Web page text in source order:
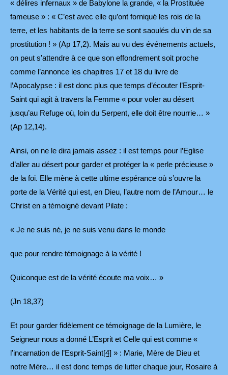
« délires infernaux » de Babylone la grande, « la Prostituée
fameuse » : « C’est avec elle qu’ont forniqué les rois de la
terre, et les habitants de la terre se sont saoulés du vin de sa
prostitution ! » (Ap 17,2). Mais au vu des événements actuels,
on peut s’attendre à ce que son effondrement soit proche
comme l’annonce les chapitres 17 et 18 du livre de
l’Apocalypse : il est donc plus que temps d’écouter l’Esprit-
Saint qui agit à travers la Femme « pour voler au désert
jusqu’au Refuge où, loin du Serpent, elle doit être nourrie… »
(Ap 12,14).
Ainsi, on ne le dira jamais assez : il est temps pour l’Eglise
d’aller au désert pour garder et protéger la « perle précieuse »
de la foi. Elle mène à cette ultime espérance où s’ouvre la
porte de la Vérité qui est, en Dieu, l’autre nom de l’Amour… le
Christ en a témoigné devant Pilate :
« Je ne suis né, je ne suis venu dans le monde
que pour rendre témoignage à la vérité !
Quiconque est de la vérité écoute ma voix… »
(Jn 18,37)
Et pour garder fidèlement ce témoignage de la Lumière, le
Seigneur nous a donné L’Esprit et Celle qui est comme «
l’incarnation de l’Esprit-Saint[4] » : Marie, Mère de Dieu et
notre Mère… il est donc temps de lutter chaque jour, Rosaire à